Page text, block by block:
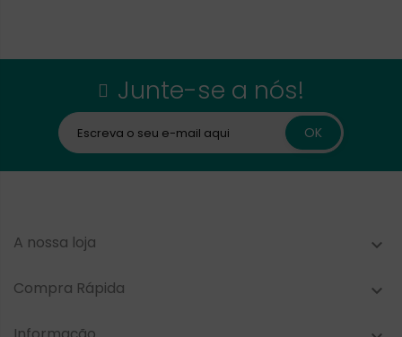
Junte-se a nós!
A nossa loja 
Compra Rápida 